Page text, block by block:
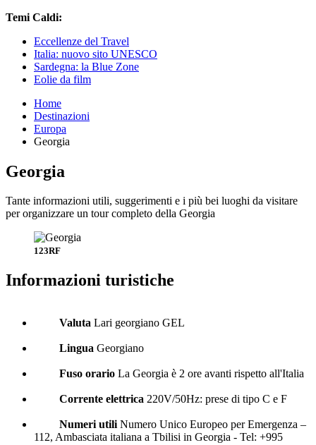
Temi Caldi:
Eccellenze del Travel
Italia: nuovo sito UNESCO
Sardegna: la Blue Zone
Eolie da film
Home
Destinazioni
Europa
Georgia
Georgia
Tante informazioni utili, suggerimenti e i più bei luoghi da visitare
per organizzare un tour completo della Georgia
123RF
Informazioni turistiche
Valuta Lari georgiano GEL
Lingua Georgiano
Fuso orario La Georgia è 2 ore avanti rispetto all'Italia
Corrente elettrica 220V/50Hz: prese di tipo C e F
Numeri utili Numero Unico Europeo per Emergenza –
112, Ambasciata italiana a Tbilisi in Georgia - Tel: +995